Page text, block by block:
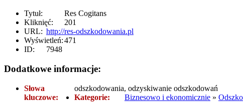
Tytuł:
Res Cogitans
Kliknięć:
201
URL: http://res-odszkodowania.pl
Wyświetleń:471
ID:
7948
Dodatkowe informacje:
Słowa
kluczowe:
odszkodowania, odzyskiwanie odszkodowań
Kategorie:
Biznesowo i ekonomicznie »